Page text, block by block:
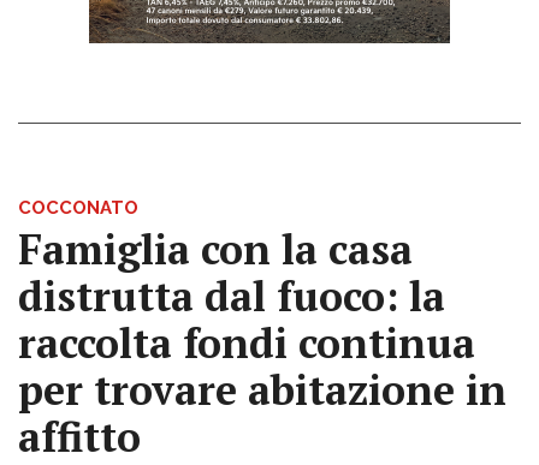
COCCONATO
Famiglia con la casa
distrutta dal fuoco: la
raccolta fondi continua
per trovare abitazione in
affitto